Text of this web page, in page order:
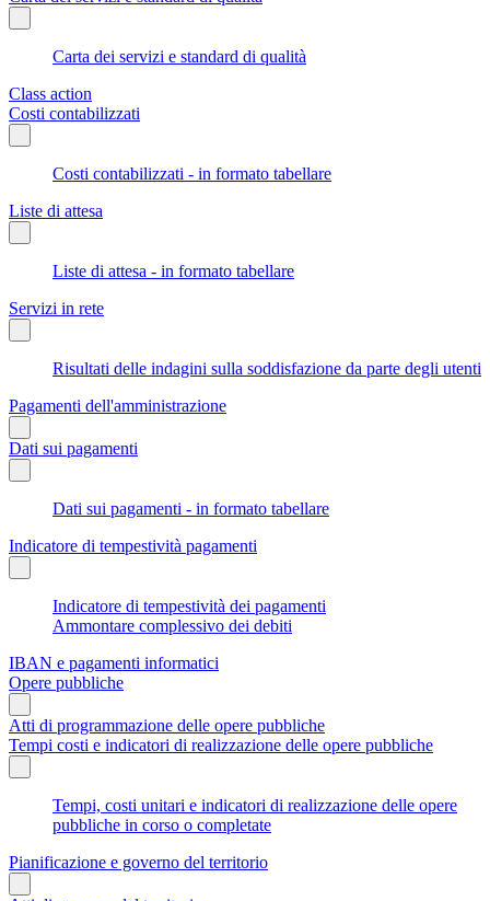
Carta dei servizi e standard di qualità
Class action
Costi contabilizzati
Costi contabilizzati - in formato tabellare
Liste di attesa
Liste di attesa - in formato tabellare
Servizi in rete
Risultati delle indagini sulla soddisfazione da parte degli utenti
Pagamenti dell'amministrazione
Dati sui pagamenti
Dati sui pagamenti - in formato tabellare
Indicatore di tempestività pagamenti
Indicatore di tempestività dei pagamenti
Ammontare complessivo dei debiti
IBAN e pagamenti informatici
Opere pubbliche
Atti di programmazione delle opere pubbliche
Tempi costi e indicatori di realizzazione delle opere pubbliche
Tempi, costi unitari e indicatori di realizzazione delle opere
pubbliche in corso o completate
Pianificazione e governo del territorio